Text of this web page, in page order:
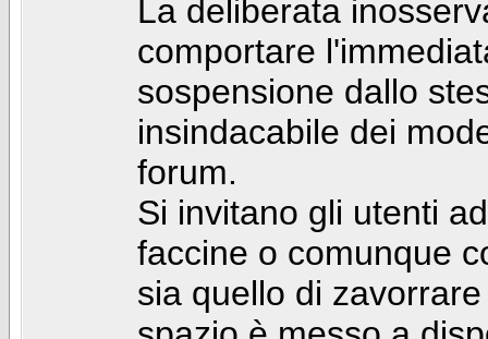
La deliberata
comportare
sospensione dallo
insindacabile dei
forum.
Si invitano gli utenti
faccine o comunque
sia quello di